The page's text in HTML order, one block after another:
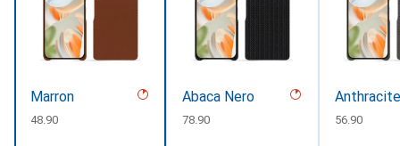
Marron
CHF
48.90
Abaca Nero
CHF
78.90
Anthracite
CHF
56.90